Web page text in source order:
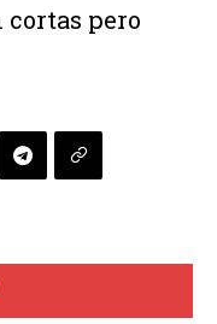
cortas pero